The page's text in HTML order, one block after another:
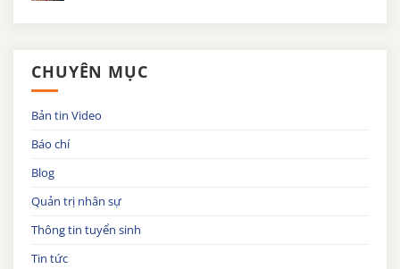
CHUYÊN MỤC
Bản tin Video
Báo chí
Blog
Quản trị nhân sự
Thông tin tuyển sinh
Tin tức